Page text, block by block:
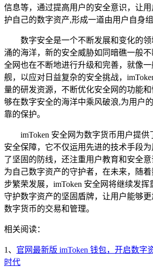
信息等，通过提高用户的安全意识，让
护自己的数字资产,形成一道由用户自身
数字安全是一个不断发展和变化的
涌的海洋，新的安全威胁如同暗礁一般不
全网也在不断地进行升级和完善，就像
舰，以应对日益复杂的安全挑战，
量的研发资源，不断优化安全网的功能
够在数字安全的海洋中乘风破浪,为用户
靠的保护。
imToken 安全网为数字货币用户提
安全保障，它不仅运用先进的技术手段
了坚固的防线，还注重用户教育和安全
为自己数字资产的守护者，在未来，随
步繁荣发展，imToken 安全网将继续发挥
守护数字资产的坚固盾牌，让用户能够
数字货币的交易和管理。
相关阅读：
1、 官网最新版 imToken 钱包，开启数字
时代